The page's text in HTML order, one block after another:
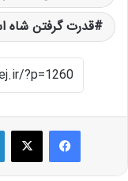
قدرت گرفتن شاه
فیس بوک X